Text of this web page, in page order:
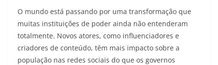
O mundo está passando por uma transformação que
muitas instituições de poder ainda não entenderam
totalmente. Novos atores, como influenciadores e
criadores de conteúdo, têm mais impacto sobre a
população nas redes sociais do que os governos